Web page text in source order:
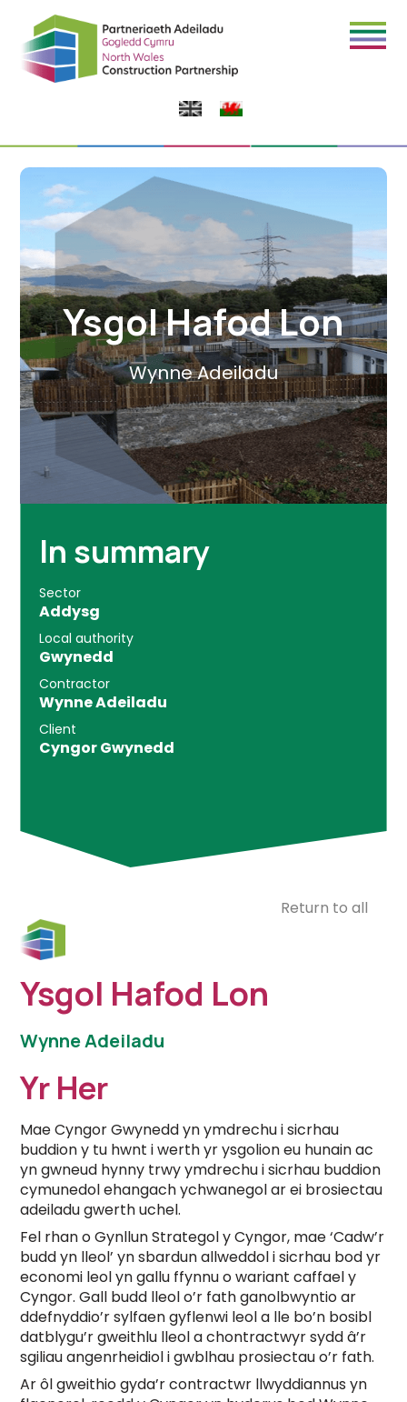
Ysgol Hafod Lon
Wynne Adeiladu
Return to all
Ysgol Hafod Lon
Wynne Adeiladu
Yr Her
Mae Cyngor Gwynedd yn ymdrechu i sicrhau
buddion y tu hwnt i werth yr ysgolion eu hunain ac
yn gwneud hynny trwy ymdrechu i sicrhau buddion
cymunedol ehangach ychwanegol ar ei brosiectau
adeiladu gwerth uchel.
Fel rhan o Gynllun Strategol y Cyngor, mae ‘Cadw’r
budd yn lleol’ yn sbardun allweddol i sicrhau bod yr
economi leol yn gallu ffynnu o wariant caffael y
Cyngor. Gall budd lleol o’r fath ganolbwyntio ar
ddefnyddio’r sylfaen gyflenwi leol a lle bo’n bosibl
datblygu’r gweithlu lleol a chontractwyr sydd â’r
sgiliau angenrheidiol i gwblhau prosiectau o’r fath.
Ar ôl gweithio gyda’r contractwr llwyddiannus yn
In summary
Sector
Addysg
Local authority
Gwynedd
Contractor
Wynne Adeiladu
Client
Cyngor Gwynedd